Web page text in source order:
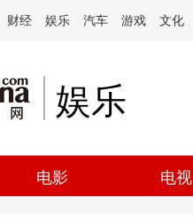
财经 娱乐 汽车 游戏 文化
娱乐
电影 电视